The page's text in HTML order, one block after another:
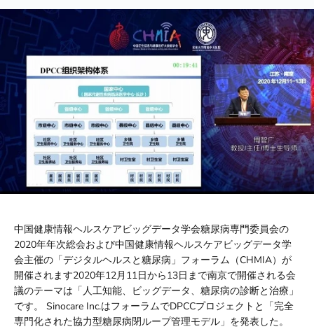
中国健康情報ヘルスケアビッグデータ学会糖尿病専門委員会の
2020年年次総会および中国健康情報ヘルスケアビッグデータ学
会主催の「デジタルヘルスと糖尿病」フォーラム（CHMIA）が
開催されます2020年12月11日から13日まで南京で開催される会
議のテーマは「人工知能、ビッグデータ、糖尿病の診断と治療」
です。 Sinocare Inc.はフォーラムでDPCCプロジェクトと「完全
専門化された協力型糖尿病閉ループ管理モデル」を発表した。